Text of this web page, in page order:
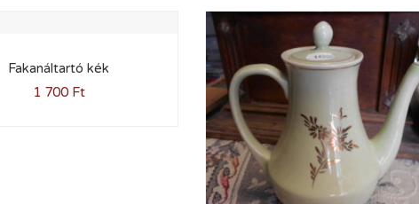
Fakanáltartó kék
1 700 Ft